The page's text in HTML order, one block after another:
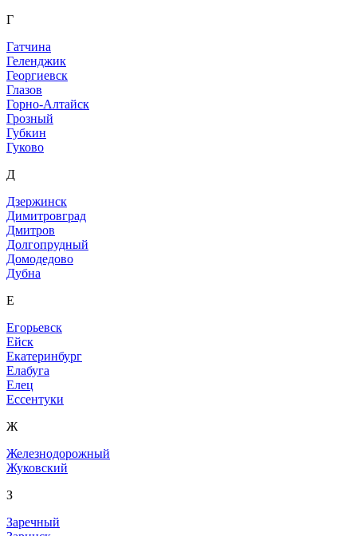
Г
Гатчина
Геленджик
Георгиевск
Глазов
Горно-Алтайск
Грозный
Губкин
Гуково
Д
Дзержинск
Димитровград
Дмитров
Долгопрудный
Домодедово
Дубна
Е
Егорьевск
Ейск
Екатеринбург
Елабуга
Елец
Ессентуки
Ж
Железнодорожный
Жуковский
З
Заречный